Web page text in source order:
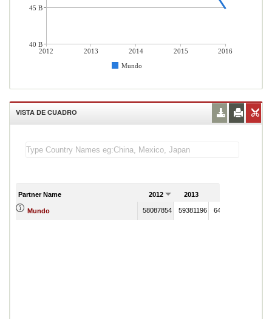
2012 2013 2014 2015
2016
Mundo
45 B
40 B
VISTA DE CUADRO
Partner Name 2012 2013
Mundo 58087854 59381196 64027609